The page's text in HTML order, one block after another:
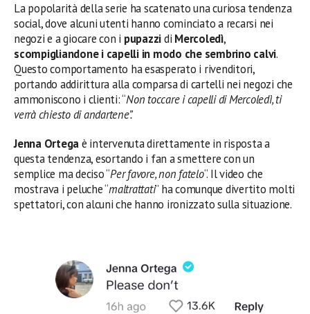
La popolarità della serie ha scatenato una curiosa tendenza
social, dove alcuni utenti hanno cominciato a recarsi nei
negozi e a giocare con i pupazzidi Mercoledì,
scompigliandone i capelli in modo che sembrino calvi.
Questo comportamento ha esasperato i rivenditori,
portando addirittura alla comparsa di cartelli nei negozi che
ammoniscono i clienti: “Non toccare i capelli di Mercoledì, ti
verrà chiesto di andartene”.
Jenna Ortegaè intervenuta direttamente in risposta a
questa tendenza, esortando i fan a smettere con un
semplice ma deciso “Per favore, non fatelo“. Il video che
mostrava i peluche “maltrattati” ha comunque divertito molti
spettatori, con alcuni che hanno ironizzato sulla situazione.